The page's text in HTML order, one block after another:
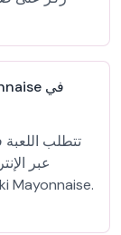
تتطلب اللعبة
عبر